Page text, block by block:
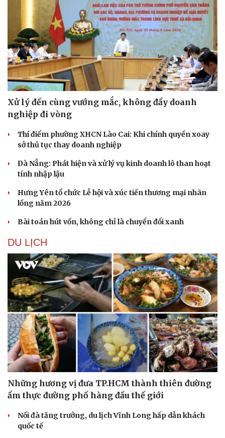
Sức khỏe
Dinh dưỡng - món ngon
Cây thuốc
Sản phụ khoa
Nhi khoa
Nam khoa
Phòng mạch online
Ăn sạch sống khỏe
Nhà đẹp
Xử lý đến cùng vướng mắc, không đẩy doanh
nghiệp đi vòng
Thí điểm phường XHCN Lào Cai: Khi chính quyền xoay
sở thủ tục thay doanh nghiệp
Đà Nẵng: Phát hiện và xử lý vụ kinh doanh lô than hoạt
tính nhập lậu
Hưng Yên tổ chức Lễ hội và xúc tiến thương mại nhãn
lồng năm 2026
Bài toán hút vốn, không chỉ là chuyển đổi xanh
DU LỊCH
Những hương vị đưa TP.HCM thành thiên đường
ẩm thực đường phố hàng đầu thế giới
Nối đà tăng trưởng, du lịch Vĩnh Long hấp dẫn khách
quốc tế